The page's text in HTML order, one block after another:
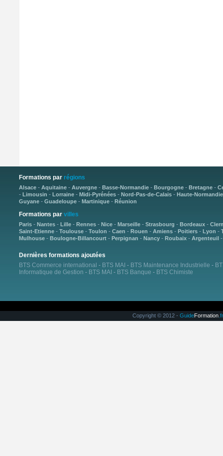
Formations par régions
Alsace- Aquitaine- Auvergne- Basse-Normandie- Bourgogne- Bretagne-
- Limousin - Lorraine- Midi-Pyrénées- Nord-Pas-de-Calais- Haute-Normandie
Guyane- Guadeloupe- Martinique- Réunion
Formations par villes
Paris- Nantes- Lille- Rennes- Nice- Marseille- Strasbourg - Bordeaux-
Saint-Etienne- Toulouse- Toulon - Caen - Rouen - Amiens- Poitiers- Lyon -
Mulhouse- Boulogne-Billancourt- Perpignan - Nancy- Roubaix- Argenteuil
Dernières formations ajoutées
BTS Commerce international - BTS MAI - BTS Maintenance Industrielle -
Informatique de Gestion - BTS MAI - BTS Banque - BTS Chimiste
Copyright © 2012 - GuideFormation.fr